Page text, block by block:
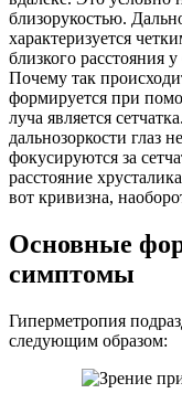
близорукостью.
характеризуется
близкого расстояния
Почему так
формируется при
луча является
дальнозоркости глаз
фокусируются за
расстояние
вот кривизна,
Основные
симптомы
Гиперметропия
следующим образом: